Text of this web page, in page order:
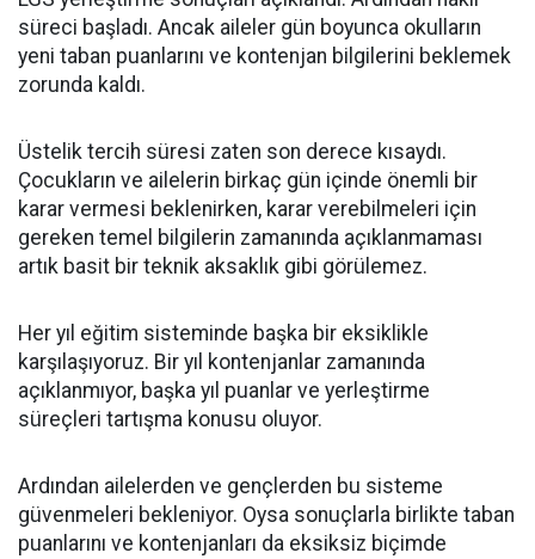
süreci başladı. Ancak aileler gün boyunca okulların
yeni taban puanlarını ve kontenjan bilgilerini beklemek
zorunda kaldı.
Üstelik tercih süresi zaten son derece kısaydı.
Çocukların ve ailelerin birkaç gün içinde önemli bir
karar vermesi beklenirken, karar verebilmeleri için
gereken temel bilgilerin zamanında açıklanmaması
artık basit bir teknik aksaklık gibi görülemez.
Her yıl eğitim sisteminde başka bir eksiklikle
karşılaşıyoruz. Bir yıl kontenjanlar zamanında
açıklanmıyor, başka yıl puanlar ve yerleştirme
süreçleri tartışma konusu oluyor.
Ardından ailelerden ve gençlerden bu sisteme
güvenmeleri bekleniyor. Oysa sonuçlarla birlikte taban
puanlarını ve kontenjanları da eksiksiz biçimde